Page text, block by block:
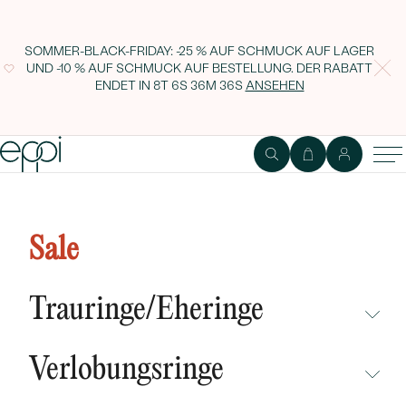
SOMMER-BLACK-FRIDAY: -25 % AUF SCHMUCK AUF LAGER
UND -10 % AUF SCHMUCK AUF BESTELLUNG. DER RABATT
ENDET IN 8T 6S 36M 36S ANSEHEN
Sale
Trauringe/Eheringe
NEUHEITEN
Verlobungsringe
Diamant und Gravur Nikole